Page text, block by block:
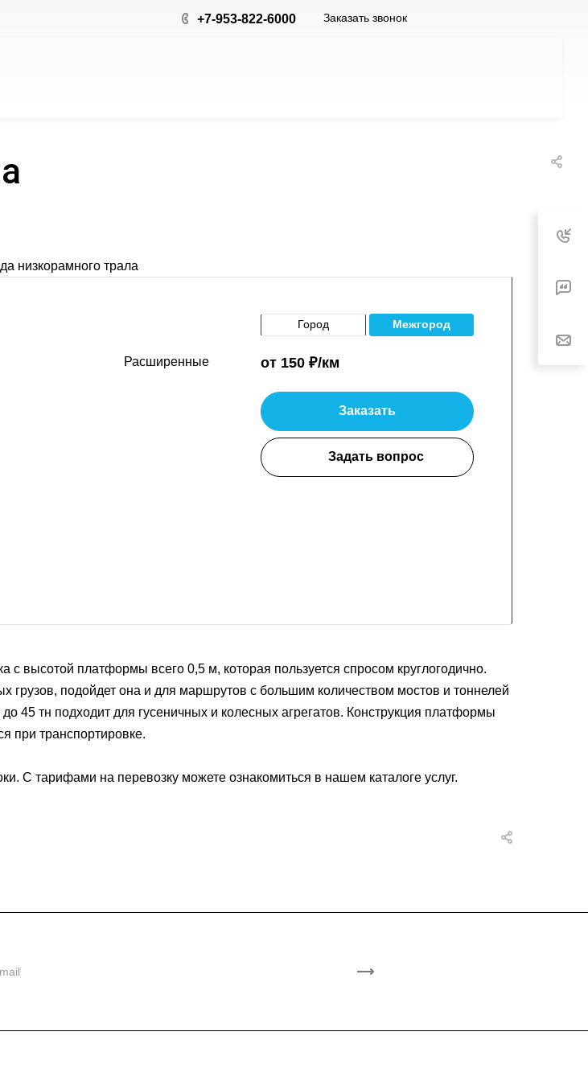
+7-953-822-6000 Заказать звонок
Расширенные
Город Межгород
от 150 ₽/км
Заказать
Задать вопрос
высотой платформы всего 0,5 м, которая пользуется спросом круглогодично.
подойдет она и для маршрутов с большим количеством мостов и тоннелей
45 тн подходит для гусеничных и колесных агрегатов. Конструкция платформы
при транспортировке.
С тарифами на перевозку можете ознакомиться в нашем каталоге услуг.